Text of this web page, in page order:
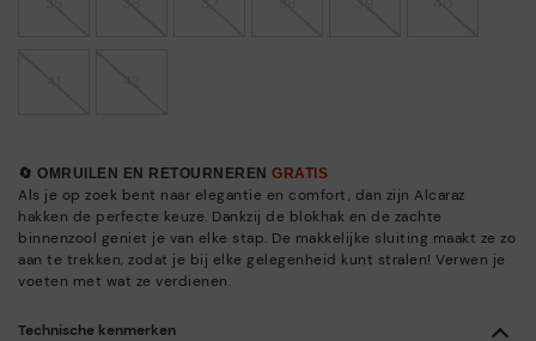
🔄 OMRUILEN EN RETOURNEREN GRATIS
Als je op zoek bent naar elegantie en comfort, dan zijn Alcaraz
hakken de perfecte keuze. Dankzij de blokhak en de zachte
binnenzool geniet je van elke stap. De makkelijke sluiting maakt ze zo
aan te trekken, zodat je bij elke gelegenheid kunt stralen! Verwen je
voeten met wat ze verdienen.
Technische kenmerken